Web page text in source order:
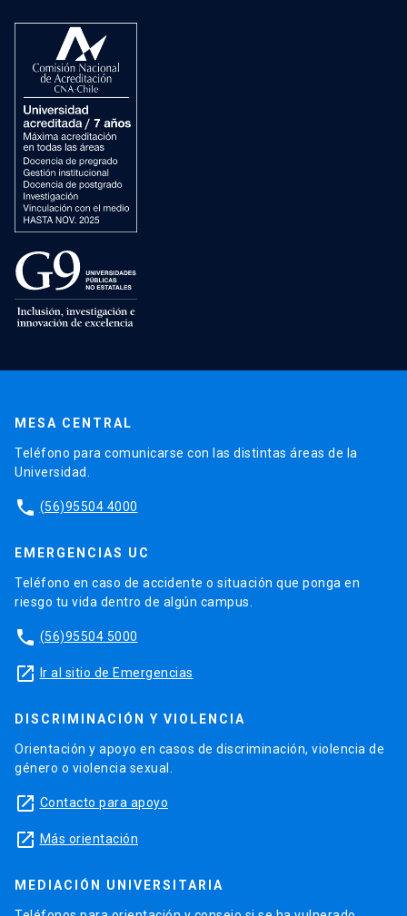
MESA CENTRAL
Teléfono para comunicarse con las distintas áreas de la
Universidad.
phone (56)95504 4000
EMERGENCIAS UC
Teléfono en caso de accidente o situación que ponga en
riesgo tu vida dentro de algún campus.
phone (56)95504 5000
launch Ir al sitio de Emergencias
DISCRIMINACIÓN Y VIOLENCIA
Orientación y apoyo en casos de discriminación, violencia de
género o violencia sexual.
launch Contacto para apoyo
launch Más orientación
MEDIACIÓN UNIVERSITARIA